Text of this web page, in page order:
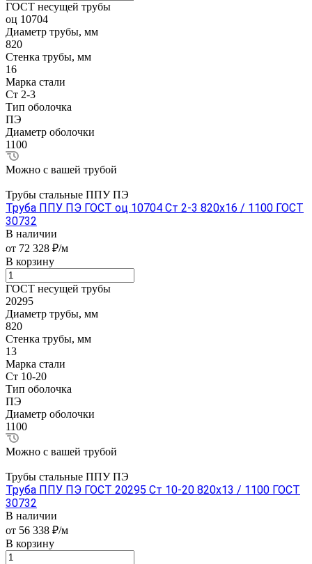
ГОСТ несущей трубы
оц 10704
Диаметр трубы, мм
820
Стенка трубы, мм
16
Марка стали
Ст 2-3
Тип оболочка
ПЭ
Диаметр оболочки
1100
Можно с вашей трубой
Трубы стальные ППУ ПЭ
Труба ППУ ПЭ ГОСТ оц 10704 Ст 2-3 820x16 / 1100 ГОСТ
30732
В наличии
от 72 328 ₽/м
В корзину
ГОСТ несущей трубы
20295
Диаметр трубы, мм
820
Стенка трубы, мм
13
Марка стали
Ст 10-20
Тип оболочка
ПЭ
Диаметр оболочки
1100
Можно с вашей трубой
Трубы стальные ППУ ПЭ
Труба ППУ ПЭ ГОСТ 20295 Ст 10-20 820x13 / 1100 ГОСТ
30732
В наличии
от 56 338 ₽/м
В корзину